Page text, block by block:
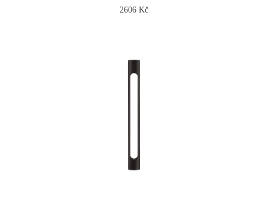
2606 Kč